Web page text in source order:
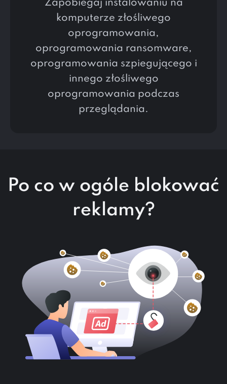
Zapobiegaj instalowaniu na
komputerze złośliwego
oprogramowania,
oprogramowania ransomware,
oprogramowania szpiegującego i
innego złośliwego
oprogramowania podczas
przeglądania.
Po co w ogóle blokować
reklamy?